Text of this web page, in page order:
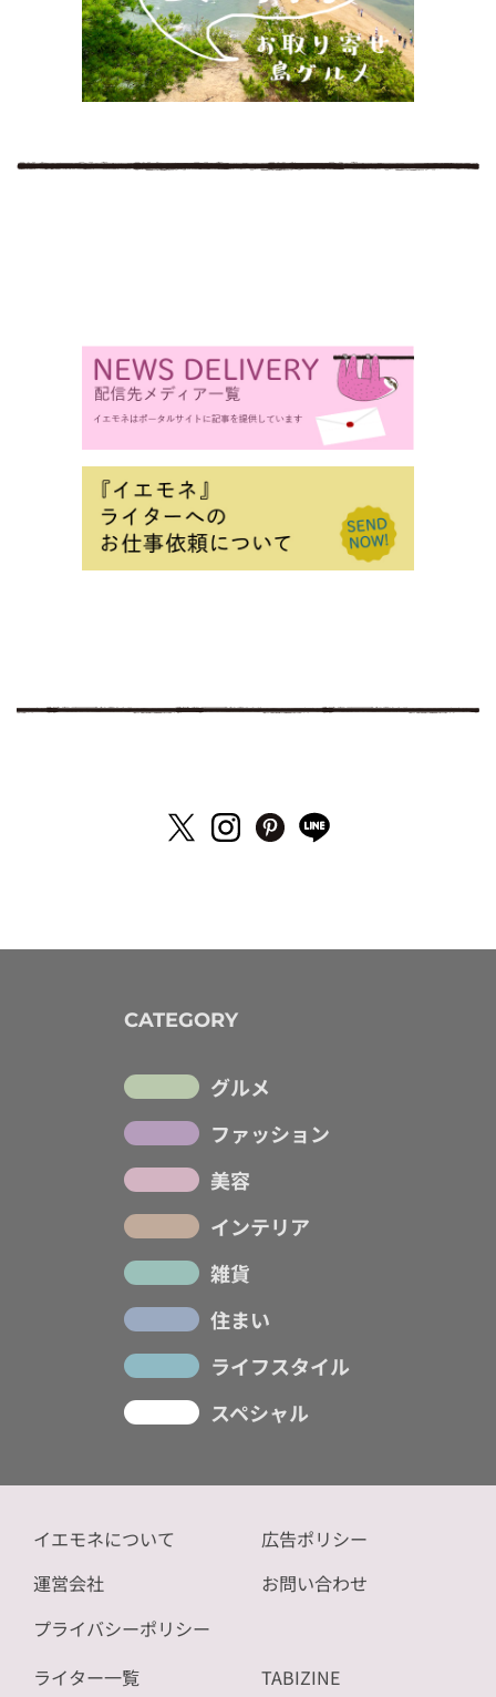
CATEGORY
グルメ
ファッション
美容
インテリア
雑貨
住まい
ライフスタイル
スペシャル
イエモネについて
運営会社
プライバシーポリシー
広告ポリシー
お問い合わせ
ライター一覧 TABIZINE